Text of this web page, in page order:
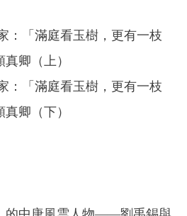
：「滿庭看玉樹，更有一枝
卿（上）
：「滿庭看玉樹，更有一枝
卿（下）